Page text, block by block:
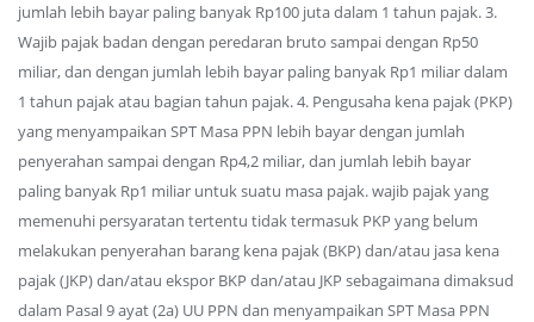
jumlah lebih bayar paling banyak Rp100 juta dalam 1 tahun pajak. 3.
Wajib pajak badan dengan peredaran bruto sampai dengan Rp50
miliar, dan dengan jumlah lebih bayar paling banyak Rp1 miliar dalam
1 tahun pajak atau bagian tahun pajak. 4. Pengusaha kena pajak (PKP)
yang menyampaikan SPT Masa PPN lebih bayar dengan jumlah
penyerahan sampai dengan Rp4,2 miliar, dan jumlah lebih bayar
paling banyak Rp1 miliar untuk suatu masa pajak. wajib pajak yang
memenuhi persyaratan tertentu tidak termasuk PKP yang belum
melakukan penyerahan barang kena pajak (BKP) dan/atau jasa kena
pajak (JKP) dan/atau ekspor BKP dan/atau JKP sebagaimana dimaksud
dalam Pasal 9 ayat (2a) UU PPN dan menyampaikan SPT Masa PPN